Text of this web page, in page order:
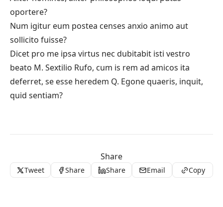
oportere?
Num igitur eum postea censes anxio animo aut
sollicito fuisse?
Dicet pro me ipsa virtus nec dubitabit isti vestro
beato M. Sextilio Rufo, cum is rem ad amicos ita
deferret, se esse heredem Q. Egone quaeris, inquit,
quid sentiam?
Share
Tweet Share Share Email Copy